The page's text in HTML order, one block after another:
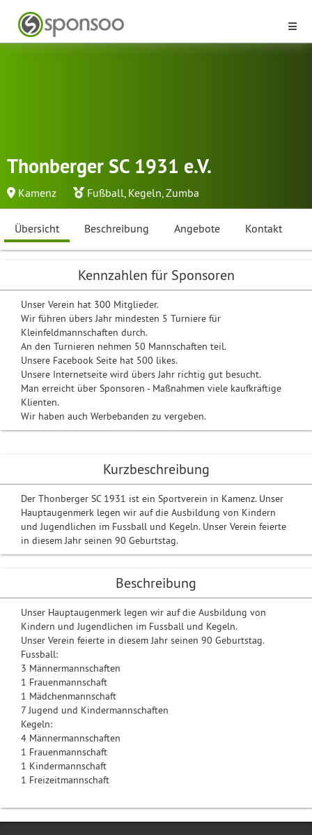
Thonberger SC 1931 e.V.
Kamenz Fußball, Kegeln,Zumba
Übersicht Beschreibung Angebote Kontakt
Kurzbeschreibung
Der Thonberger SC 1931 ist ein Sportverein in Kamenz. Unser
Hauptaugenmerk legen wir auf die Ausbildung von Kindern
und Jugendlichen im Fussball und Kegeln. Unser Verein feierte
in diesem Jahr seinen 90 Geburtstag.
Beschreibung
Unser Hauptaugenmerk legen wir auf die Ausbildung von
Kindern und Jugendlichen im Fussball und Kegeln.
Unser Verein feierte in diesem Jahr seinen 90 Geburtstag.
Fussball:
3 Männermannschaften
1 Frauenmannschaft
1 Mädchenmannschaft
7 Jugend und Kindermannschaften
Kegeln:
4 Männermannschaften
1 Frauenmannschaft
1 Kindermannschaft
1 Freizeitmannschaft
Kennzahlen für Sponsoren
Unser Verein hat 300 Mitglieder.
Wir führen übers Jahr mindesten 5 Turniere für
Kleinfeldmannschaften durch.
An den Turnieren nehmen 50 Mannschaften teil.
Unsere Facebook Seite hat 500 likes.
Unsere Internetseite wird übers Jahr richtig gut besucht.
Man erreicht über Sponsoren - Maßnahmen viele kaufkräftige
Klienten.
Wir haben auch Werbebanden zu vergeben.